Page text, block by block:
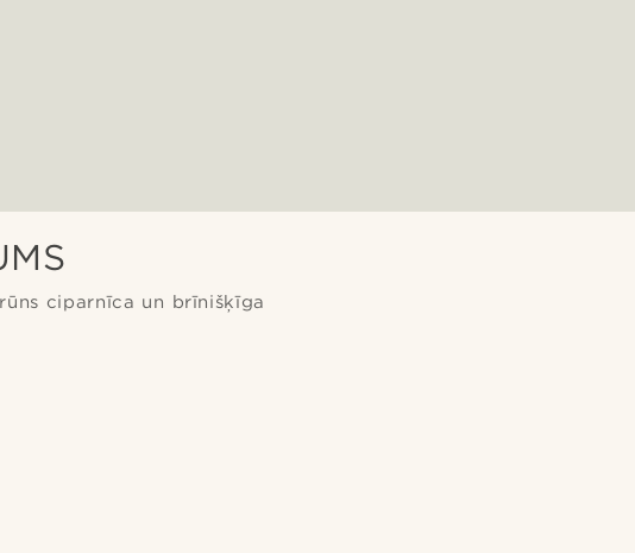
ciparnīca un brīnišķīga